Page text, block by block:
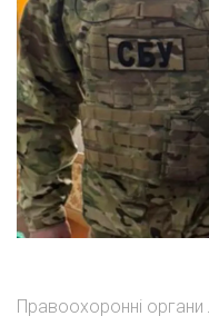
Правоохоронні органи